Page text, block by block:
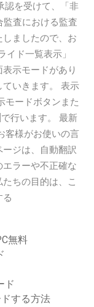
認を受けて、「非
査における監査
ましたので、お
ド一覧表示」
示モードがあり
ていきます。 表示
モードボタンまた
行います。 最新
客様がお使いの言
ジは、自動翻訳
ラーや不正確な
ちの目的は、こ
る
無料
ド
する方法